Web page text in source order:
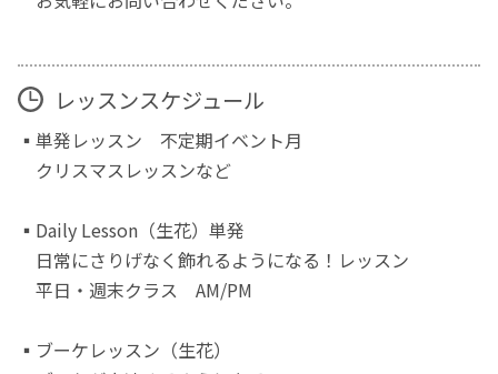
レッスンスケジュール
▪️単発レッスン 不定期イベント月
クリスマスレッスンなど
▪️Daily Lesson（生花）単発
日常にさりげなく飾れるようになる！レッスン
平日・週末クラス AM/PM
▪️ブーケレッスン（生花）